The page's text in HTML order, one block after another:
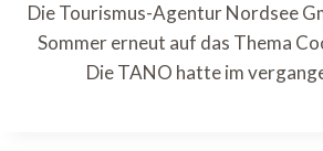
Die Tourismus-Agentur Nordsee
Sommer erneut auf das Thema
Die TANO hatte im